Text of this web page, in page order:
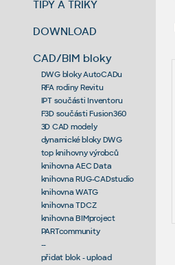
TIPY A TRIKY
DOWNLOAD
CAD/BIM bloky
DWG bloky AutoCADu
RFA rodiny Revitu
IPT součásti Inventoru
F3D součásti Fusion360
3D CAD modely
dynamické bloky DWG
top knihovny výrobců
knihovna AEC Data
knihovna RUG-CADstudio
knihovna WATG
knihovna TDCZ
knihovna BIMproject
PARTcommunity
--
přidat blok - upload